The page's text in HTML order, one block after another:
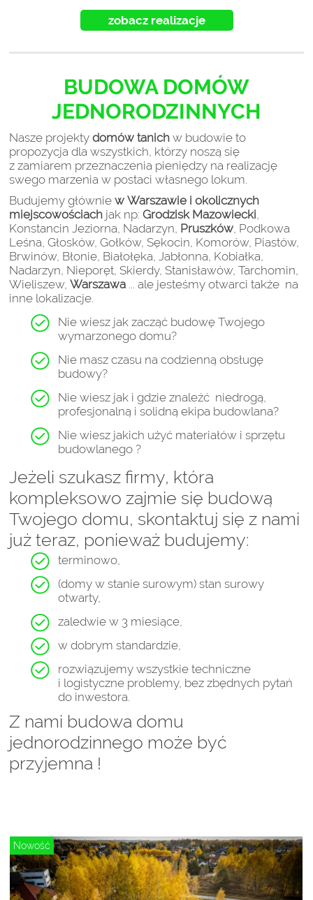
zobacz realizacje
BUDOWA DOMÓW
JEDNORODZINNYCH
Nasze projektydomówtanichw budowie to
propozycja dla wszystkich, którzy noszą się
z zamiarem przeznaczenia pieniędzy na realizację
swego marzenia w postaci własnego lokum.
Budujemy głównie w Warszawie i okolicznych
miejscowościach jak np:Grodzisk Mazowiecki
Konstancin Jeziorna, Nadarzyn, Pruszków , Podkowa
Leśna, Głosków, Gołków, Sękocin, Komorów, Piastów,
Brwinów, Błonie, Białołęka, Jabłonna, Kobiałka,
Nadarzyn, Nieporęt, Skierdy, Stanisławów, Tarchomin,
Wieliszew,Warszawa ... ale jesteśmy otwarci także na
inne lokalizacje.
Nie wiesz jak zacząć budowę Twojego
wymarzonego domu?
Nie masz czasu na codzienną obsługę
budowy?
Nie wiesz jak i gdzie znaleźć niedrogą,
profesjonalną i solidną ekipa budowlana?
Nie wiesz jakich użyć materiałów i sprzętu
budowlanego ?
Jeżeli szukasz firmy, która
kompleksowo zajmie się budową
Twojego domu, skontaktuj się z nami
już teraz, ponieważ budujemy:
terminowo,
(domy w stanie surowym) stan surowy
otwarty,
zaledwie w 3 miesiące,
w dobrym standardzie,
rozwiązujemy wszystkie techniczne
i logistyczne problemy, bez zbędnych pytań
do inwestora.
Z nami budowa domu
jednorodzinnego może być
przyjemna !
Nowość